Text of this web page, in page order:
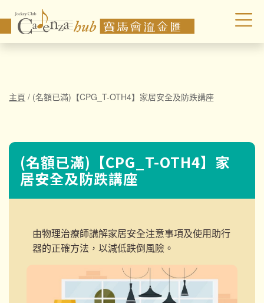
主頁 / (名額已滿)【CPG_T-OTH4】家居安全及防跌講座
(名額已滿)【CPG_T-OTH4】家
居安全及防跌講座
由物理治療師講解家居安全注意事項及使用助行
器的正確方法，以減低跌倒風險。